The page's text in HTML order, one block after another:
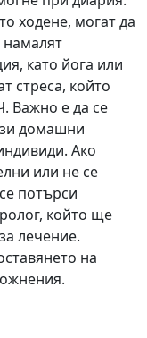
ходене, могат да
като йога или
стреса, който
Важно е да се
домашни
Ако
или не се
потърси
който ще
лечение.
на